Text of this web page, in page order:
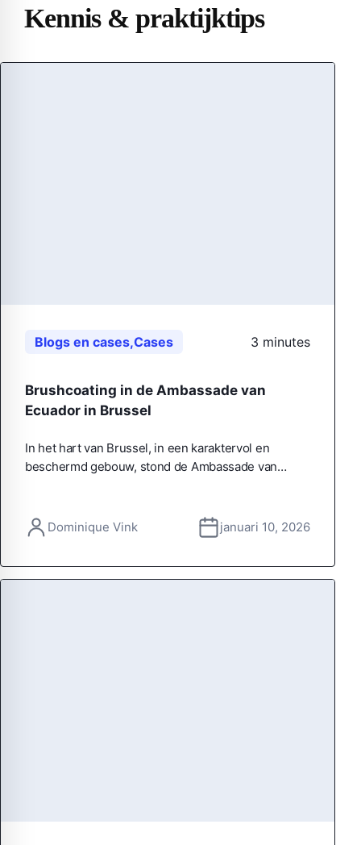
Kennis & praktijktips
Blogs en cases,Cases 3 minutes
Brushcoating in de Ambassade van
Ecuador in Brussel
In het hart van Brussel, in een karaktervol en
beschermd gebouw, stond de Ambassade van…
Dominique Vink januari 10, 2026